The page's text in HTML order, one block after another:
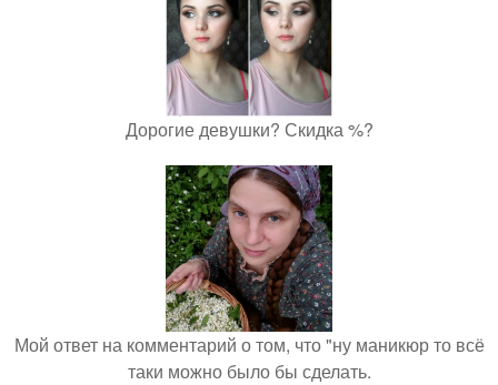
Дорогие девушки? Скидка %?
Мой ответ на комментарий о том, что "ну маникюр то всё
таки можно было бы сделать.